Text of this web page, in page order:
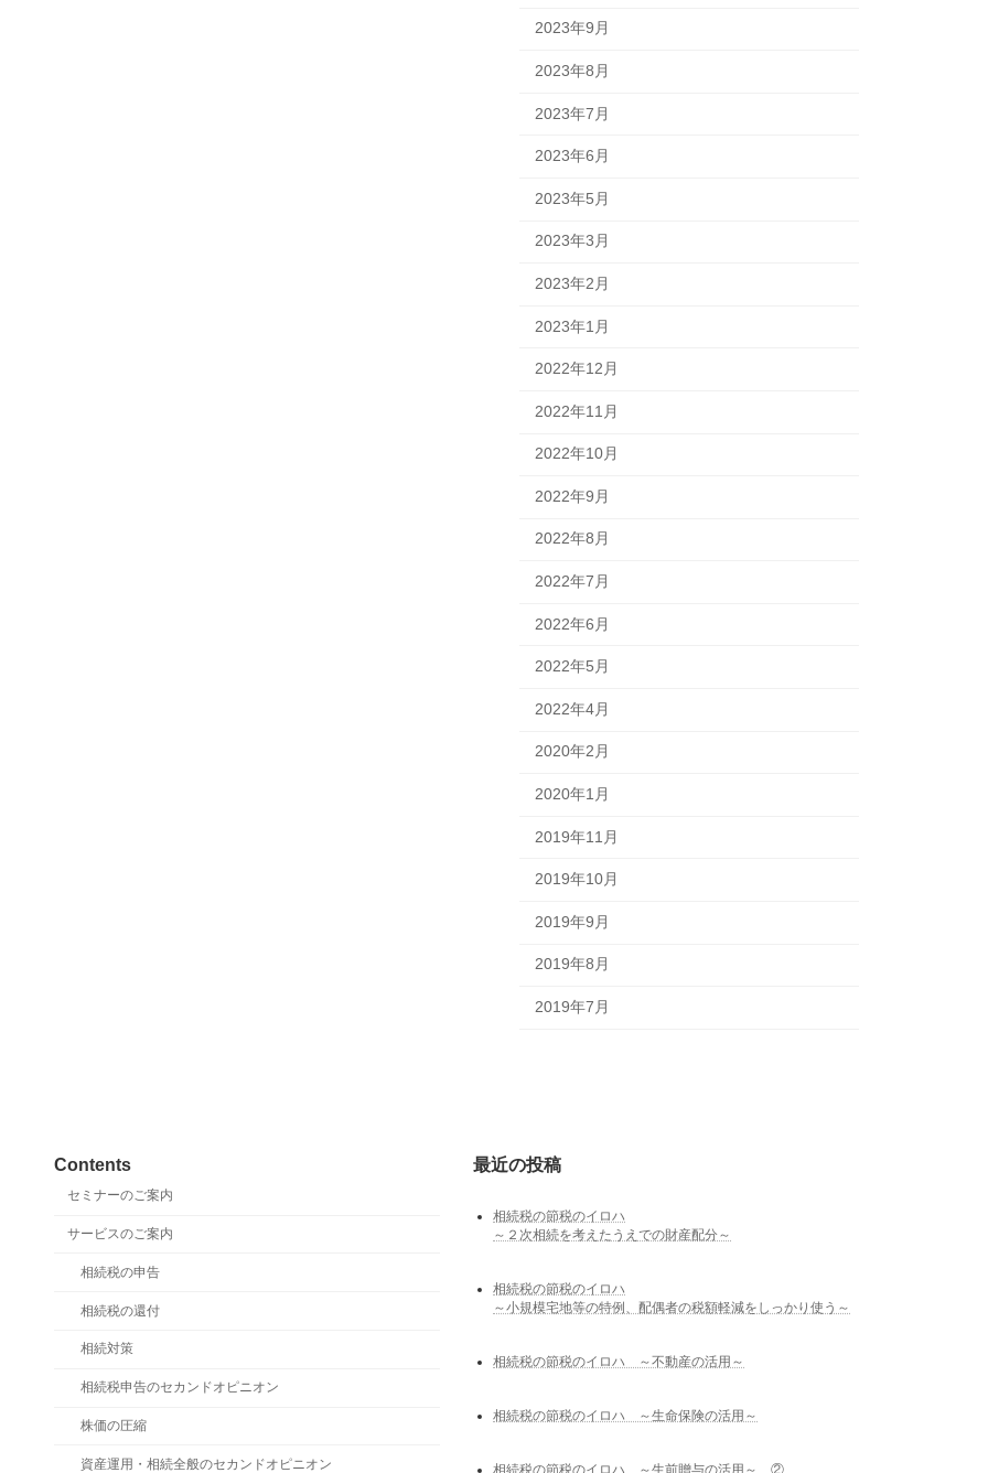
2023年9月
2023年8月
2023年7月
2023年6月
2023年5月
2023年3月
2023年2月
2023年1月
2022年12月
2022年11月
2022年10月
2022年9月
2022年8月
2022年7月
2022年6月
2022年5月
2022年4月
2020年2月
2020年1月
2019年11月
2019年10月
2019年9月
2019年8月
2019年7月
Contents
セミナーのご案内
サービスのご案内
相続税の申告
相続税の還付
相続対策
相続税申告のセカンドオピニオン
株価の圧縮
資産運用・相続全般のセカンドオピニオン
最近の投稿
相続税の節税のイロハ
～２次相続を考えたうえでの財産配分～
相続税の節税のイロハ
～小規模宅地等の特例、配偶者の税額軽減をしっかり使う～
相続税の節税のイロハ ～不動産の活用～
相続税の節税のイロハ ～生命保険の活用～
相続税の節税のイロハ ～生前贈与の活用～ ②